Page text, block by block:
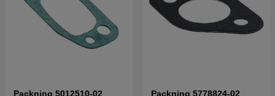
Packning 5012510-02 Packning 5778824-02